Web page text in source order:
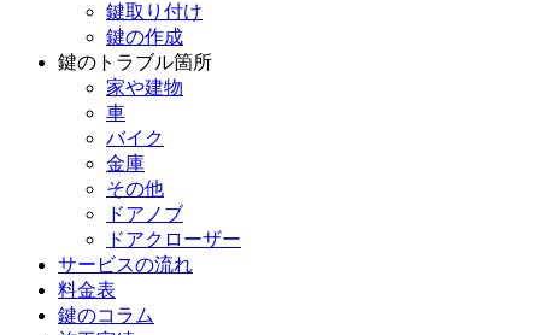
鍵取り付け
鍵の作成
鍵のトラブル箇所
家や建物
車
バイク
金庫
その他
ドアノブ
ドアクローザー
サービスの流れ
料金表
鍵のコラム